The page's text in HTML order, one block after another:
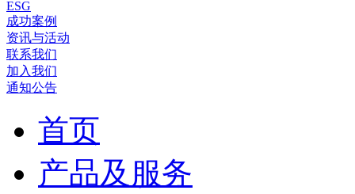
ESG
成功案例
资讯与活动
联系我们
加入我们
通知公告
首页
产品及服务